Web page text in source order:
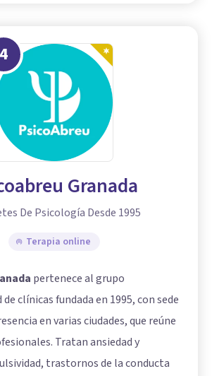
4
Granada
De Psicología Desde 1995
Terapia online
pertenece al grupo
clínicas fundada en 1995, con sede
en varias ciudades, que reúne
Tratan ansiedad y
trastornos de la conducta